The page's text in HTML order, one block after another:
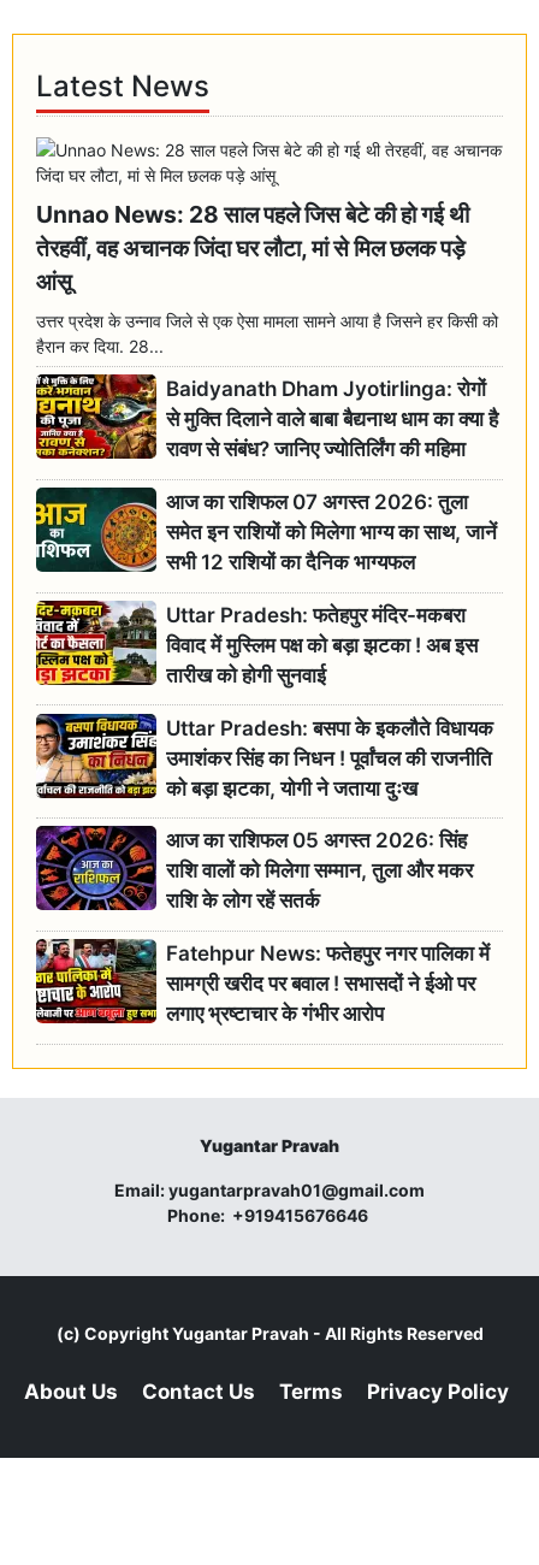
Latest News
Unnao News: 28 साल पहले जिस बेटे की हो गई थी
तेरहवीं, वह अचानक जिंदा घर लौटा, मां से मिल छलक पड़े
आंसू
उत्तर प्रदेश के उन्नाव जिले से एक ऐसा मामला सामने आया है जिसने हर किसी को
हैरान कर दिया. 28...
Baidyanath Dham Jyotirlinga: रोगों
से मुक्ति दिलाने वाले बाबा बैद्यनाथ धाम का क्या है
रावण से संबंध? जानिए ज्योतिर्लिंग की महिमा
आज का राशिफल 07 अगस्त 2026: तुला
समेत इन राशियों को मिलेगा भाग्य का साथ, जानें
सभी 12 राशियों का दैनिक भाग्यफल
Uttar Pradesh: फतेहपुर मंदिर-मकबरा
विवाद में मुस्लिम पक्ष को बड़ा झटका ! अब इस
तारीख को होगी सुनवाई
Uttar Pradesh: बसपा के इकलौते विधायक
उमाशंकर सिंह का निधन ! पूर्वांचल की राजनीति
को बड़ा झटका, योगी ने जताया दुःख
आज का राशिफल 05 अगस्त 2026: सिंह
राशि वालों को मिलेगा सम्मान, तुला और मकर
राशि के लोग रहें सतर्क
Fatehpur News: फतेहपुर नगर पालिका में
सामग्री खरीद पर बवाल ! सभासदों ने ईओ पर
लगाए भ्रष्टाचार के गंभीर आरोप
Yugantar Pravah
Email:yugantarpravah01@gmail.com
Phone: +919415676646
(c) CopyrightYugantar Pravah - All Rights Reserved
About Us Contact Us Terms Privacy Policy